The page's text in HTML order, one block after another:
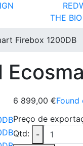
THE
Firebox 1200DB
6 899,00 €Found
Preço de
Qtd:
-